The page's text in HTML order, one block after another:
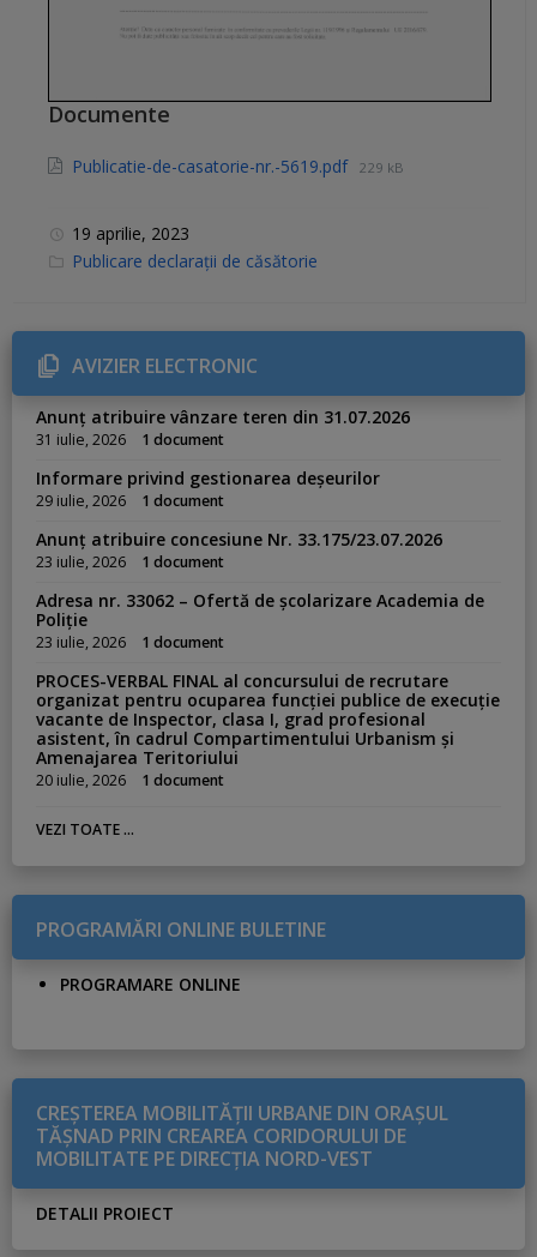
Documente
Publicatie-de-casatorie-nr.-5619.pdf 229 kB
19 aprilie, 2023
C
r
i
e
s
Publicare declarații de căsătorie
AVIZIER ELECTRONIC
Anunț atribuire vânzare teren din 31.07.2026
31 iulie, 2026 1 document
Informare privind gestionarea deșeurilor
29 iulie, 2026 1 document
Anunț atribuire concesiune Nr. 33.175/23.07.2026
23 iulie, 2026 1 document
Adresa nr. 33062 – Ofertă de școlarizare Academia de
Poliție
23 iulie, 2026 1 document
PROCES-VERBAL FINAL al concursului de recrutare
organizat pentru ocuparea funcției publice de execuție
vacante de Inspector, clasa I, grad profesional
asistent, în cadrul Compartimentului Urbanism și
Amenajarea Teritoriului
20 iulie, 2026 1 document
VEZI TOATE ...
PROGRAMĂRI ONLINE BULETINE
PROGRAMARE ONLINE
CREŞTEREA MOBILITĂŢII URBANE DIN ORAŞUL
TĂŞNAD PRIN CREAREA CORIDORULUI DE
MOBILITATE PE DIRECŢIA NORD-VEST
DETALII PROIECT